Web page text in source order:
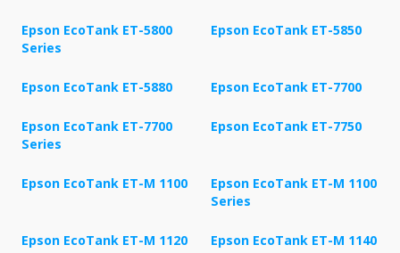
Epson EcoTank ET-5800
Series
Epson EcoTank ET-5850
Epson EcoTank ET-5880 Epson EcoTank ET-7700
Epson EcoTank ET-7700
Series
Epson EcoTank ET-7750
Epson EcoTank ET-M 1100
Epson EcoTank ET-M 1100
Series
Epson EcoTank ET-M 1120 Epson EcoTank ET-M 1140